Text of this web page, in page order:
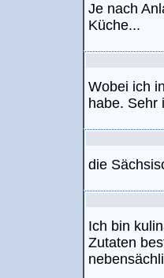
Je nach
Küche...
Wobei ich
habe. Sehr
die
Ich bin
Zutaten